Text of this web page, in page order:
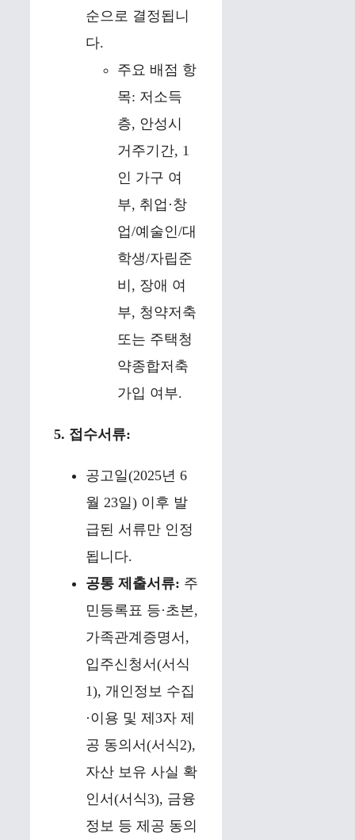
순으로 결정됩니
다.
주요 배점 항
목: 저소득
층, 안성시
거주기간, 1
인 가구 여
부, 취업·창
업/예술인/대
학생/자립준
비, 장애 여
부, 청약저축
또는 주택청
약종합저축
가입 여부.
5. 접수서류:
공고일(2025년 6
월 23일) 이후 발
급된 서류만 인정
됩니다.
공통 제출서류: 주
민등록표 등·초본,
가족관계증명서,
입주신청서(서식
1), 개인정보 수집
·이용 및 제3자 제
공 동의서(서식2),
자산 보유 사실 확
인서(서식3), 금융
정보 등 제공 동의